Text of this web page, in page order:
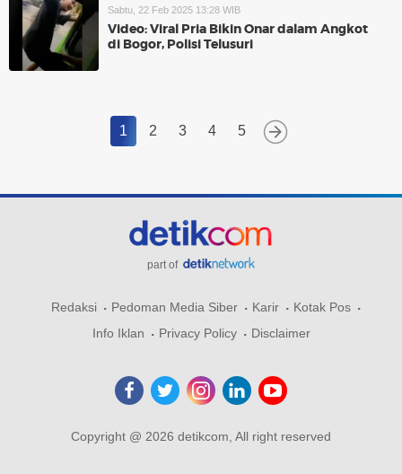
Sabtu, 22 Feb 2025 13:28 WIB
Video: Viral Pria Bikin Onar dalam Angkot
di Bogor, Polisi Telusuri
1 2 3 4 5
part of
Redaksi Pedoman Media Siber Karir
Kotak Pos
Info Iklan
Privacy Policy Disclaimer
Copyright @ 2026 detikcom, All right reserved